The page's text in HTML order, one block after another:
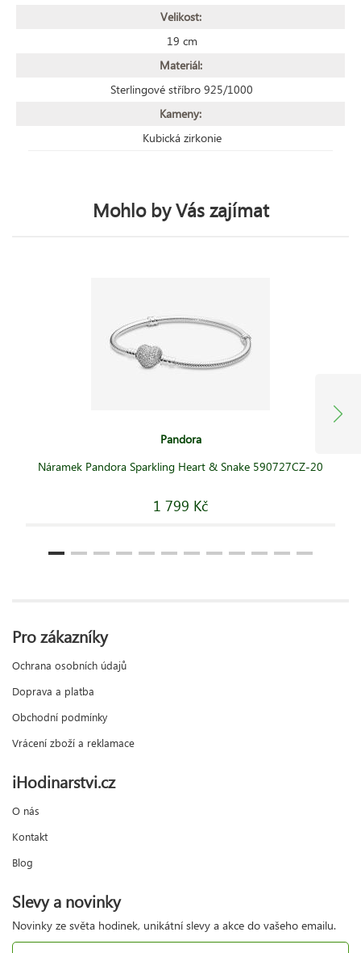
Velikost:
19 cm
Materiál:
Sterlingové stříbro 925/1000
Kameny:
Kubická zirkonie
Mohlo by Vás zajímat
Pandora
Náramek Pandora Sparkling Heart & Snake 590727CZ-20
1 799 Kč
Pro zákazníky
Ochrana osobních údajů
Doprava a platba
Obchodní podmínky
Vrácení zboží a reklamace
iHodinarstvi.cz
O nás
Kontakt
Blog
Slevy a novinky
Novinky ze světa hodinek, unikátní slevy a akce do vašeho emailu.